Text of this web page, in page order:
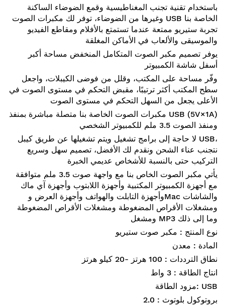
باستخدام تقنية تجنب المغناطيسية وقمع الضوضاء الساكنة
وغيرها من الضوضاء، توفر لك مكبرات الصوت USB الخاصة بنا
تجربة ستيريو ممتعة عندما تستمتع بالأفلام ومقاطع الفيديو
والموسيقى والألعاب في الأماكن المغلقة
يوفر تصميم مكبر الصوت المتكامل المنخفض مساحة أكبر
أسفل شاشة الكمبيوتر
وفّر مساحة على المكتب، وقلل من فوضى الكيبلات، واجعل
سطح المكتب أكثر ترتيبًا، مقبض التحكم في مستوى الصوت في
الأعلى يجعل من السهل التحكم في مستوى الصوت
مكبرات الصوت الخاصة بنا متصلة مباشرة بمنفذ USB (5V×1A)
ومنفذ الصوت 3.5 ملم للكمبيوتر الشخصي
لا حاجة إلى برامج تشغيل ويتم تشغيلها عن طريق كيبل USB،
نتجنب عناء الشحن ونقدم لك الأفضل، تصميم سهل وسريع
التركيب حتى بالنسبة للأشخاص عديمي الخبرة
يأتي مكبر الصوت الخاص بنا مع واجهة صوت 3.5 ملم متوافقة
مع أجهزة الكمبيوتر المكتبية وأجهزة اللابتوب وأجهزة آي ماك
وأجهزة التابلت والهواتف وأجهزة العرض وMac والشاشات
ومشغلات الأقراص المضغوطة ومشغلات الأقراص المضغوطة
ومشغل MP3 وما إلى ذلك
نوع المنتج : مكبر صوت ستيريو
المادة : معدن
نطاق الترددات : 100 هرتز -20 كيلو هرتز
انتاج الطاقة : 3 واط
مزود الطاقة: USB
بروتوكول بلوتوث : 2.0